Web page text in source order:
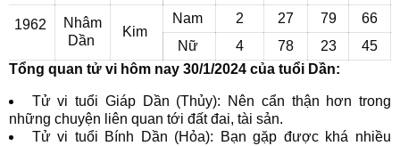
1962
Nhâm
Dần
Kim
Nam 2 27 79
66
Nữ
4 78 23
45
Tổng quan tử vi hôm nay 30/1/2024 của tuổi Dần:
Tử vi tuổi Giáp Dần (Thủy): Nên cẩn thận hơn trong
những chuyện liên quan tới đất đai, tài sản.
Tử vi tuổi Bính Dần (Hỏa): Bạn gặp được khá nhiều